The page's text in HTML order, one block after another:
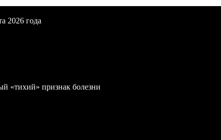
2026 года
«тихий» признак болезни